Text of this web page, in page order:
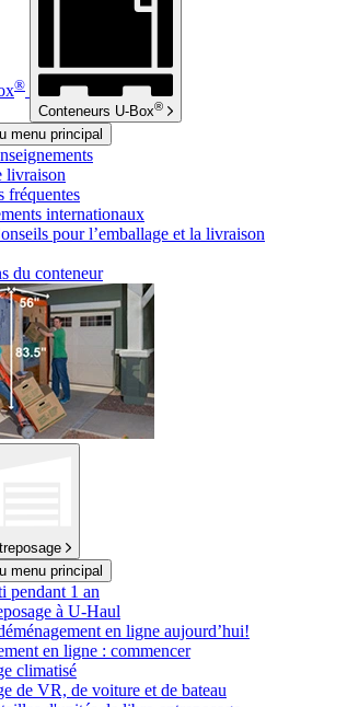
®
Conteneurs U-Box®
menu principal
livraison
fréquentes
internationaux
pour l’emballage et la livraison
du conteneur
menu principal
pendant 1 an
à U-Haul
en ligne aujourd’hui!
en ligne : commencer
climatisé
de VR, de voiture et de bateau